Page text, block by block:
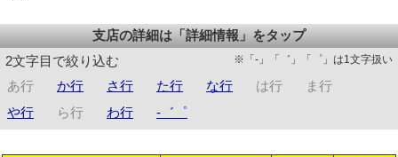
支店の詳細は「詳細情報」をタップ
2文字目で絞り込む
※「-」「゛」「゜」は1文字扱い
あ行 か行 さ行 た行 な行 は行
ま行
や行
ら行 わ行 -゛゜